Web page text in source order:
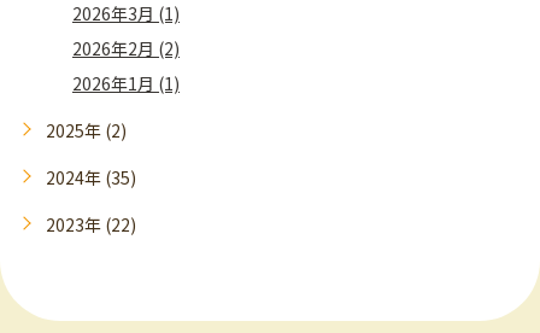
2026年3月 (1)
2026年2月 (2)
2026年1月 (1)
2025年 (2)
2024年 (35)
2023年 (22)